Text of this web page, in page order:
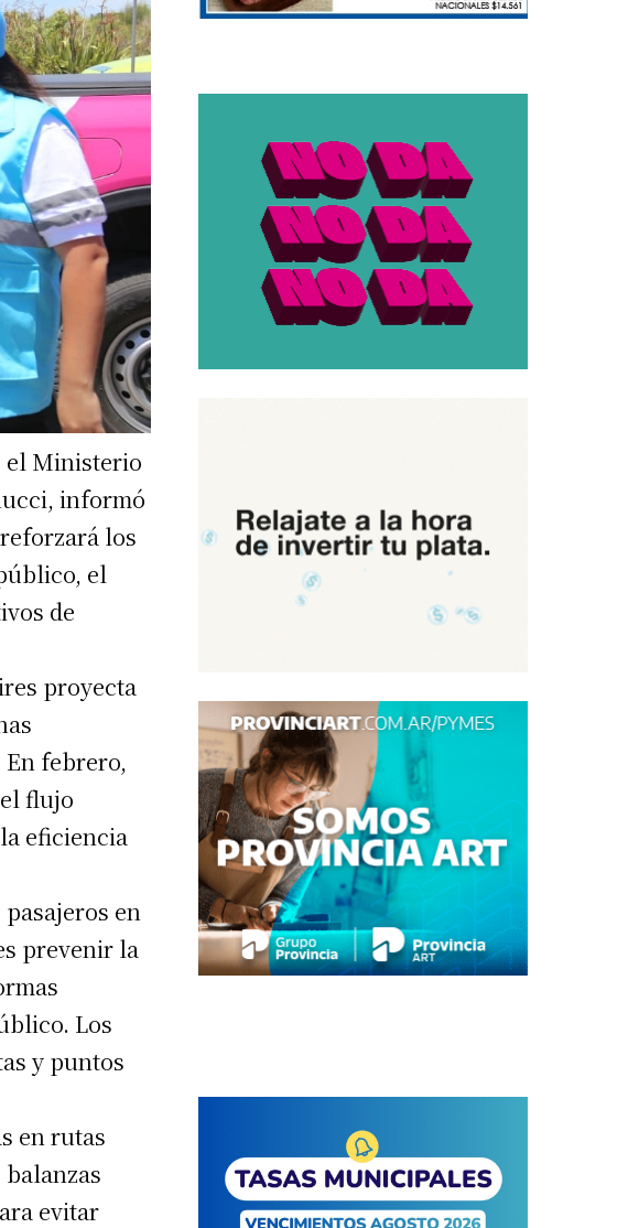
*Requerido
el Ministerio
informó
los
el
de
proyecta
En febrero,
flujo
eficiencia
en
prevenir la
Los
y puntos
en rutas
evitar